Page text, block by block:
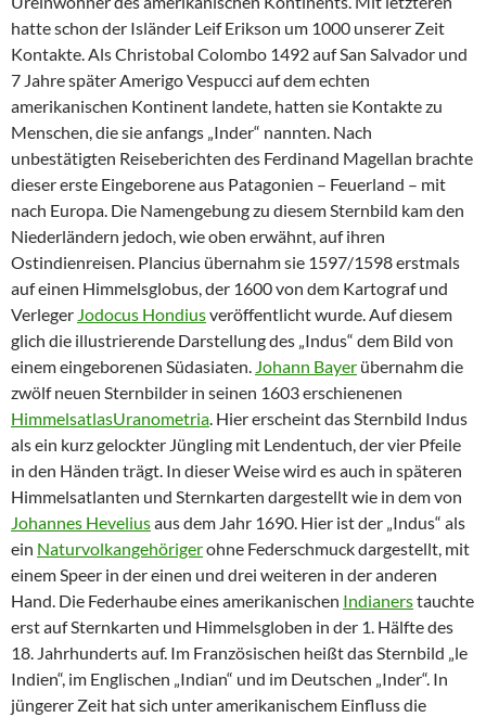
hatte schon der Isländer Leif Erikson um 1000 unserer Zeit
Kontakte. Als Christobal Colombo 1492 auf San Salvador und
7 Jahre später Amerigo Vespucci auf dem echten
amerikanischen Kontinent landete, hatten sie Kontakte zu
Menschen, die sie anfangs „Inder“ nannten. Nach
unbestätigten Reiseberichten des Ferdinand Magellan brachte
dieser erste Eingeborene aus Patagonien – Feuerland – mit
nach Europa. Die Namengebung zu diesem Sternbild kam den
Niederländern jedoch, wie oben erwähnt, auf ihren
Ostindienreisen. Plancius übernahm sie 1597/1598 erstmals
auf einen Himmelsglobus, der 1600 von dem Kartograf und
Verleger Jodocus Hondiusveröffentlicht wurde. Auf diesem
glich die illustrierende Darstellung des „Indus“ dem Bild von
einem eingeborenen Südasiaten. Johann Bayer übernahm die
zwölf neuen Sternbilder in seinen 1603 erschienenen
HimmelsatlasUranometria. Hier erscheint das Sternbild Indus
als ein kurz gelockter Jüngling mit Lendentuch, der vier Pfeile
in den Händen trägt. In dieser Weise wird es auch in späteren
Himmelsatlanten und Sternkarten dargestellt wie in dem von
Johannes Heveliusaus dem Jahr 1690. Hier ist der „Indus“ als
ein Naturvolkangehörigerohne Federschmuck dargestellt, mit
einem Speer in der einen und drei weiteren in der anderen
Hand. Die Federhaube eines amerikanischen Indianerstauchte
erst auf Sternkarten und Himmelsgloben in der 1. Hälfte des
18. Jahrhunderts auf. Im Französischen heißt das Sternbild „le
Indien“, im Englischen „Indian“ und im Deutschen „Inder“. In
jüngerer Zeit hat sich unter amerikanischem Einfluss die